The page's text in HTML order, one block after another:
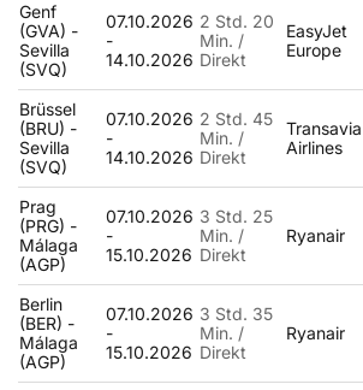
Genf
(GVA) -
Sevilla
(SVQ)
07.10.2026
-
14.10.2026
2 Std. 20
Min. /
Direkt
EasyJet
Europe
Brüssel
(BRU) -
Sevilla
(SVQ)
07.10.2026
-
14.10.2026
2 Std. 45
Min. /
Direkt
Transavia
Airlines
Prag
(PRG) -
Málaga
(AGP)
07.10.2026
-
15.10.2026
3 Std. 25
Min. /
Direkt
Ryanair
Berlin
(BER) -
Málaga
(AGP)
07.10.2026
-
15.10.2026
3 Std. 35
Min. /
Direkt
Ryanair